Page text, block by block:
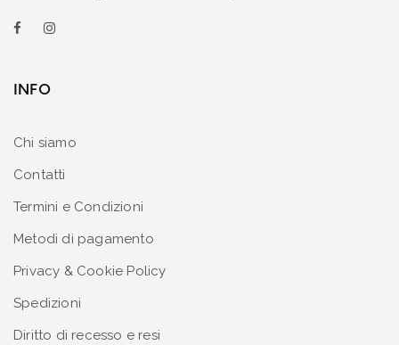
INFO
Chi siamo
Contatti
Termini e Condizioni
Metodi di pagamento
Privacy & Cookie Policy
Spedizioni
Diritto di recesso e resi